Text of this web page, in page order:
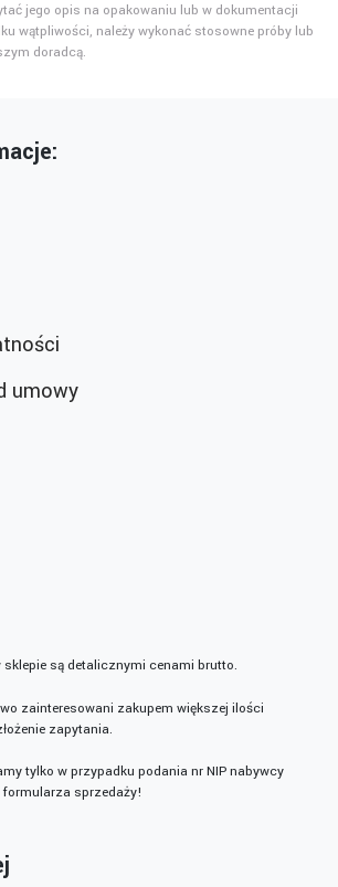
jego opis na opakowaniu lub w dokumentacji
wątpliwości, należy wykonać stosowne próby lub
doradcą.
umowy
sklepie są detalicznymi cenami brutto.
zainteresowani zakupem większej ilości
zapytania.
tylko w przypadku podania nr NIP nabywcy
sprzedaży!